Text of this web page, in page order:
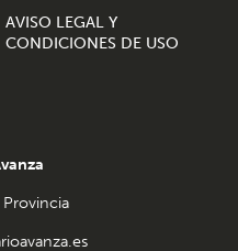
AVISO LEGAL Y
CONDICIONES DE USO